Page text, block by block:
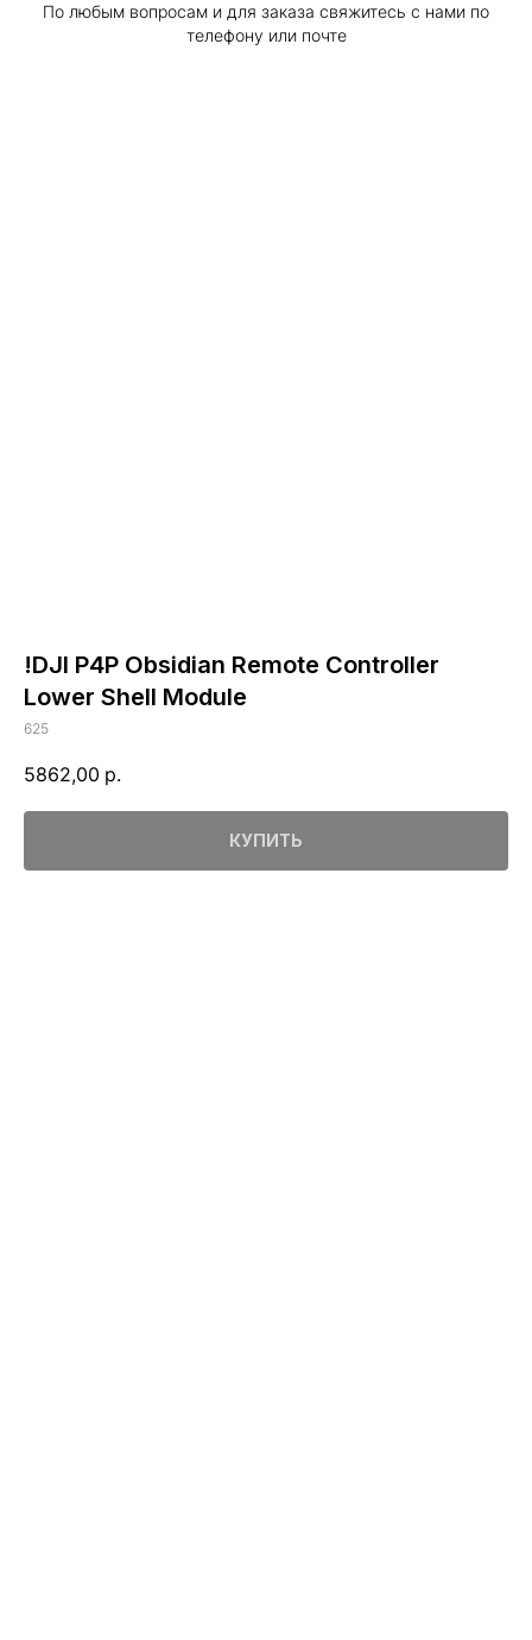
По любым вопросам и для заказа свяжитесь с нами по
телефону или почте
!DJI P4P Obsidian Remote Controller
Lower Shell Module
625
5862,00 р.
КУПИТЬ